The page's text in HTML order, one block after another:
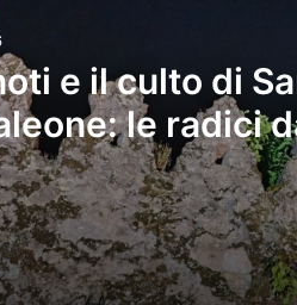
e il culto di
le radici